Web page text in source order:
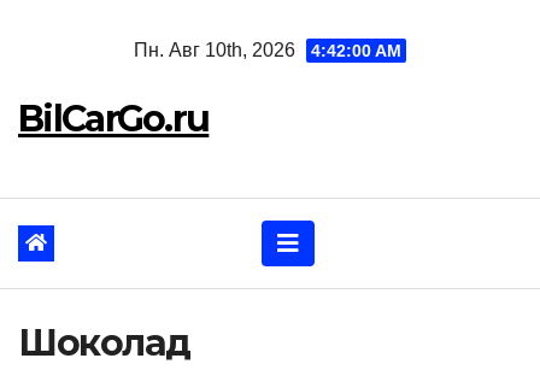
Пн. Авг 10th, 2026 4:42:01 AM
BilCarGo.ru
Шоколад